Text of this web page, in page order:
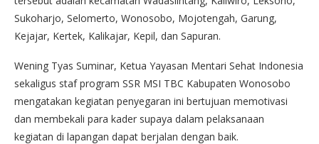
Sukoharjo, Selomerto, Wonosobo, Mojotengah, Garung,
Kejajar, Kertek, Kalikajar, Kepil, dan Sapuran.
Wening Tyas Suminar, Ketua Yayasan Mentari Sehat Indonesia
sekaligus staf program SSR MSI TBC Kabupaten Wonosobo
mengatakan kegiatan penyegaran ini bertujuan memotivasi
dan membekali para kader supaya dalam pelaksanaan
kegiatan di lapangan dapat berjalan dengan baik.